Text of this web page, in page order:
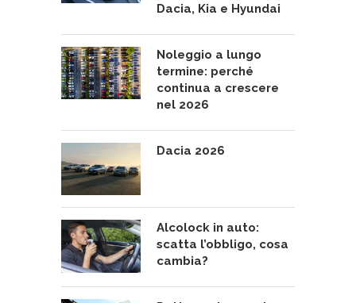
Dacia, Kia e Hyundai
Noleggio a lungo
termine: perché
continua a crescere
nel 2026
Dacia 2026
Alcolock in auto:
scatta l’obbligo, cosa
cambia?